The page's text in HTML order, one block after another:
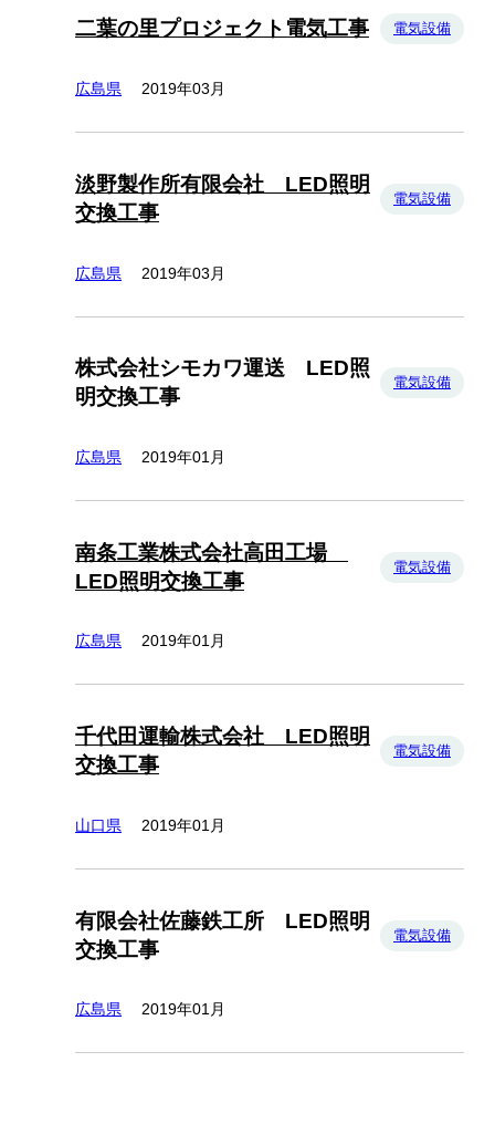
二葉の里プロジェクト電気工事 電気設備
広島県 2019年03月
淡野製作所有限会社 LED照明
交換工事
電気設備
広島県 2019年03月
株式会社シモカワ運送 LED照
明交換工事
電気設備
広島県 2019年01月
南条工業株式会社高田工場
LED照明交換工事
電気設備
広島県 2019年01月
千代田運輸株式会社 LED照明
交換工事
電気設備
山口県 2019年01月
有限会社佐藤鉄工所 LED照明
交換工事
電気設備
広島県 2019年01月